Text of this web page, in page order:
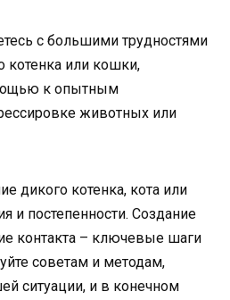
с большими трудностями
котенка или кошки,
к опытным
животных или
дикого котенка, кота или
и постепенности. Создание
контакта – ключевые шаги
советам и методам,
ситуации, и в конечном